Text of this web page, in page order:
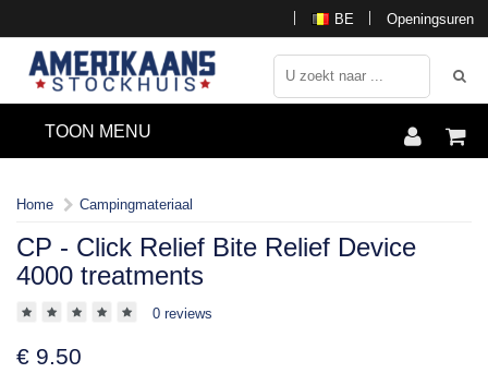
Openingsuren
BE
TOON MENU
Home Campingmateriaal
CP - Click Relief Bite Relief Device
4000 treatments
0 reviews
€ 9.50